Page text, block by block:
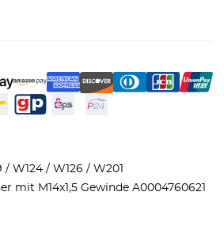
/ W124 / W126 / W201
mit M14x1,5 Gewinde A0004760621